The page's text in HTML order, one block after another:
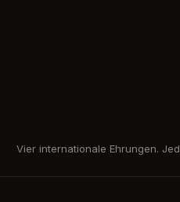
Vier internationale Ehrungen.